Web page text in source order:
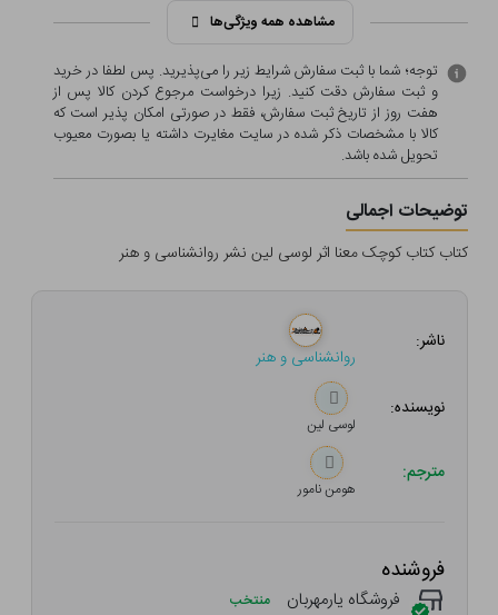
مشاهده همه ویژگی‌ها
توجه؛ شما با ثبت سفارش شرایط زیر را می‌پذیرید. پس لطفا در خرید
و ثبت سفارش دقت کنید. زیرا درخواست مرجوع کردن کالا پس از
هفت روز از تاریخ ثبت سفارش، فقط در صورتی امکان پذیر است که
کالا با مشخصات ذکر شده در سایت مغایرت داشته یا بصورت معيوب
تحویل شده باشد.
توضیحات اجمالی
کتاب کتاب کوچک معنا اثر لوسی لین نشر روانشناسی و هنر
ناشر:
روانشناسی و هنر
نویسنده:
لوسی لین
مترجم:
هومن نامور
فروشنده
فروشگاه یارمهربان منتخب